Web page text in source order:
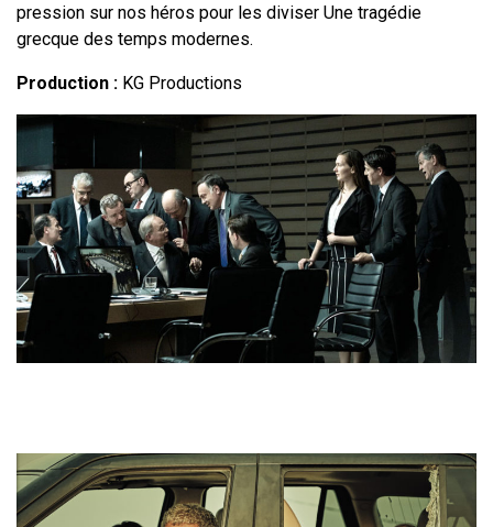
pression sur nos héros pour les diviser Une tragédie
grecque des temps modernes.
Production : KG Productions